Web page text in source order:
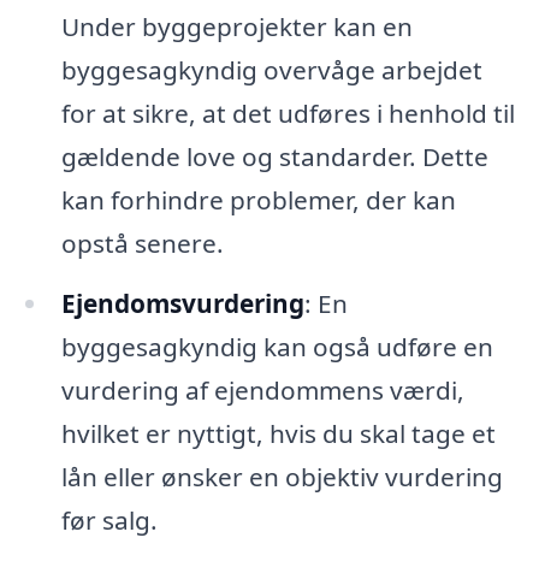
Under byggeprojekter kan en
byggesagkyndig overvåge arbejdet
for at sikre, at det udføres i henhold til
gældende love og standarder. Dette
kan forhindre problemer, der kan
opstå senere.
Ejendomsvurdering: En
byggesagkyndig kan også udføre en
vurdering af ejendommens værdi,
hvilket er nyttigt, hvis du skal tage et
lån eller ønsker en objektiv vurdering
før salg.